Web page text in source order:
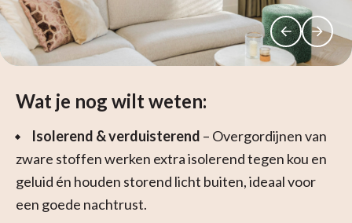
Wat je nog wilt weten:
Isolerend & verduisterend – Overgordijnen van
zware stoffen werken extra isolerend tegen kou en
geluid én houden storend licht buiten, ideaal voor
een goede nachtrust.